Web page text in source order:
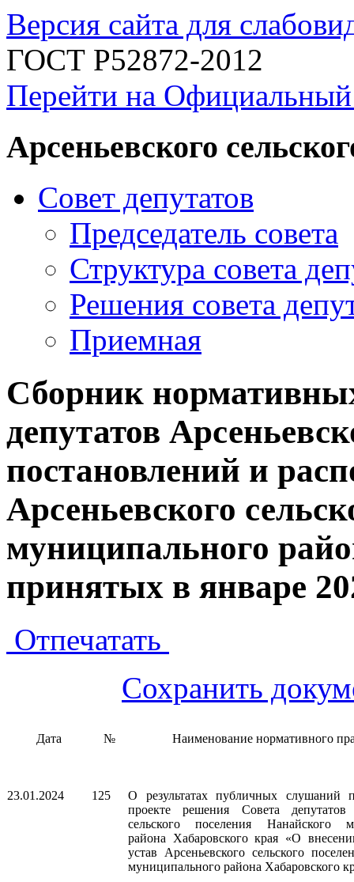
Версия сайта для
ГОСТ Р52872-2012
Перейти на
Арсеньевского
Совет депутатов
Председатель совета
Структура совета
Решения совета
Приемная
Сборник
депутатов
постановлений и
Арсеньевского
муниципального
принятых в январе
Отпечатать
Сохранить
Дата № Наименование нормативного
23.01.2024 125
О результатах публичных слушаний
проекте решения Совета депутатов
сельского поселения Нанайского
района Хабаровского края «О
устав Арсеньевского сельского
муниципального района Хабаровского